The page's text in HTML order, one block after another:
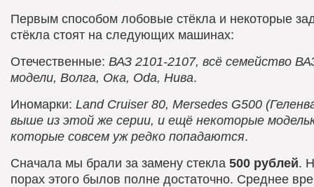
Первым способом лобовые стёкла и некоторые
стёкла стоят на следующих машинах:
Отечественные: ВАЗ 2101-2107, всё семейство
модели, Волга, Ока, Oda, Нива.
Иномарки: Land Cruiser 80, Mersedes G500
выше из этой же серии, и ещё некоторые
которые совсем уж редко попадаются.
Сначала мы брали за замену стекла 500 рублей.
порах этого былов полне достаточно. Среднее